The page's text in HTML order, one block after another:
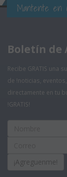
Mantente en
Boletín
Recibe GRATIS una
de !noticias,
directamente en tu
!GRATIS!
¡Agreguenme!